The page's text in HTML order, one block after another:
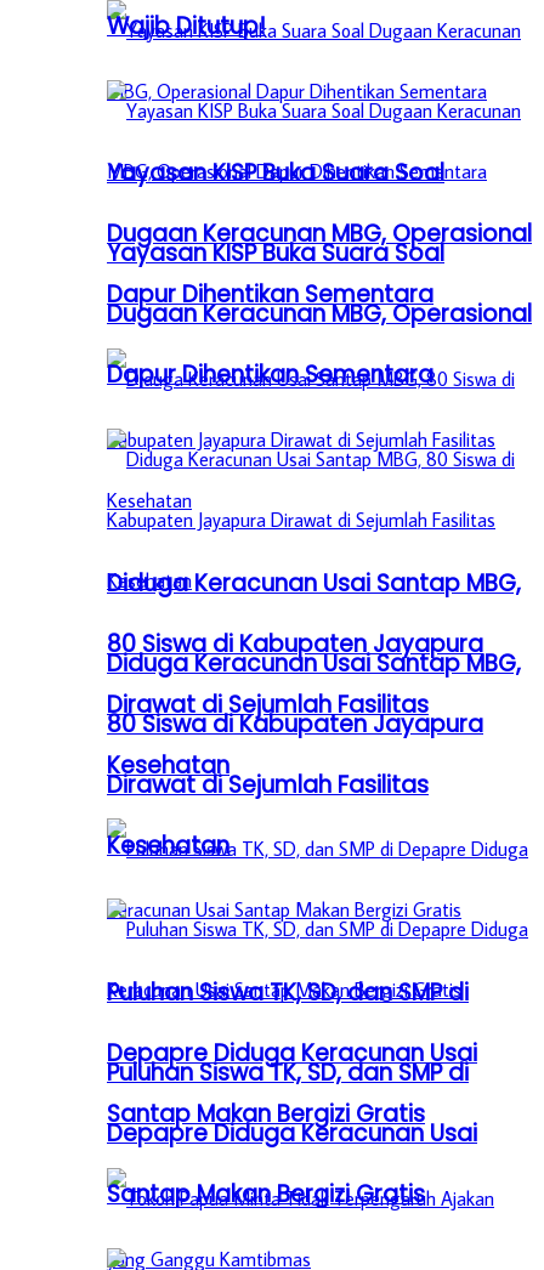
Yayasan KISP Buka Suara Soal
Dugaan Keracunan MBG, Operasional
Dapur Dihentikan Sementara
Diduga Keracunan Usai Santap MBG,
80 Siswa di Kabupaten Jayapura
Dirawat di Sejumlah Fasilitas
Kesehatan
Puluhan Siswa TK, SD, dan SMP di
Depapre Diduga Keracunan Usai
Santap Makan Bergizi Gratis
Wajib Ditutup!
Yayasan KISP Buka Suara Soal
Dugaan Keracunan MBG, Operasional
Dapur Dihentikan Sementara
Diduga Keracunan Usai Santap MBG,
80 Siswa di Kabupaten Jayapura
Dirawat di Sejumlah Fasilitas
Kesehatan
Puluhan Siswa TK, SD, dan SMP di
Depapre Diduga Keracunan Usai
Santap Makan Bergizi Gratis